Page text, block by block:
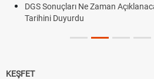
DGS Sonuçları Ne Zaman
Tarihini Duyurdu
KEŞFET